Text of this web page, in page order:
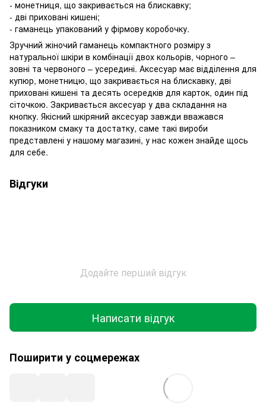
- монетниця, що закривається на блискавку;
- дві приховані кишені;
- гаманець упакований у фірмову коробочку.
Зручний жіночий гаманець компактного розміру з
натуральної шкіри в комбінації двох кольорів, чорного –
зовні та червоного – усередині. Аксесуар має відділення для
купюр, монетницю, що закривається на блискавку, дві
приховані кишені та десять осередків для карток, один під
сіточкою. Закривається аксесуар у два складання на
кнопку. Якісний шкіряний аксесуар завжди вважався
показником смаку та достатку, саме такі вироби
представлені у нашому магазині, у нас кожен знайде щось
для себе.
Відгуки
Додайте перший відгук
Написати відгук
Поширити у соцмережах